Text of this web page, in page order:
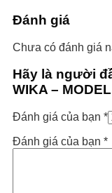
Đánh giá
Chưa có đánh giá
Hãy là người
WIKA –
Đánh giá của bạn *
Đánh giá của bạn *